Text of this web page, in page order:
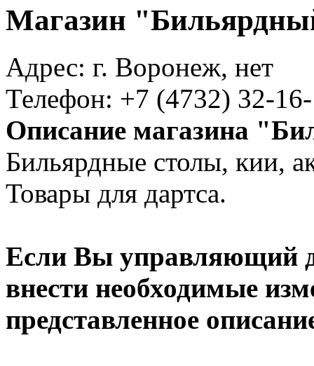
Магазин
Адрес: г. Воронеж, нет
Телефон: +7 (4732) 32-
Описание магазина
Бильярдные столы, кии,
Товары для дартса.
Если Вы управляющий
внести необходимые
представленное